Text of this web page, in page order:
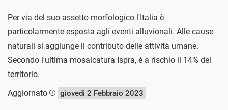
Per via del suo assetto morfologico l'Italia è
particolarmente esposta agli eventi alluvionali. Alle cause
naturali si aggiunge il contributo delle attività umane.
Secondo l'ultima mosaicatura Ispra, è a rischio il 14% del
territorio.
Aggiornato
giovedì 2 Febbraio 2023